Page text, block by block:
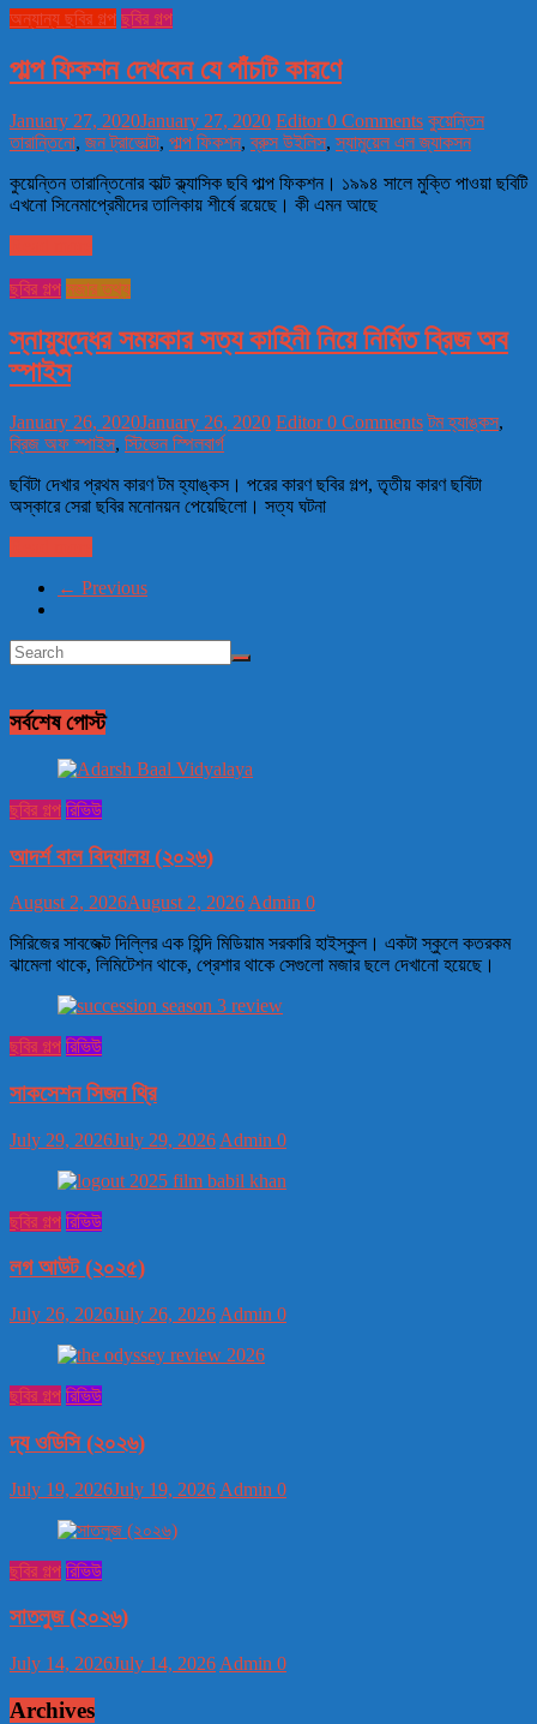
অন্যান্য ছবির গল্প ছবির গল্প
পাল্প ফিকশন দেখবেন যে পাঁচটি কারণে
January 27, 2020January 27, 2020 Editor0 Comments কুয়েন্তিন
তারান্তিনো, জন ট্রাভোল্টা, পাল্প ফিকশন,ব্রুস উইলিস,স্যামুয়েল এল জ্যাকসন
কুয়েন্তিন তারান্তিনোর কাল্ট ক্ল্যাসিক ছবি পাল্প ফিকশন। ১৯৯৪ সালে মুক্তি পাওয়া ছবিটি
এখনো সিনেমাপ্রেমীদের তালিকায় শীর্ষে রয়েছে। কী এমন আছে
ছবির গল্প মজার তথ্য
স্নায়ুযুদ্ধের সময়কার সত্য কাহিনী নিয়ে নির্মিত ব্রিজ অব
স্পাইস
January 26, 2020January 26, 2020 Editor0 Comments টম হ্যাঙ্কস,
ব্রিজ অফ স্পাইস, স্টিভেন স্পিলবার্গ
ছবিটা দেখার প্রথম কারণ টম হ্যাঙ্কস। পরের কারণ ছবির গল্প, তৃতীয় কারণ ছবিটা
অস্কারে সেরা ছবির মনোনয়ন পেয়েছিলো। সত্য ঘটনা
← Previous
সর্বশেষ পোস্ট
ছবির গল্প রিভিউ
আদর্শ বাল বিদ্যালয় (২০২৬)
August 2, 2026August 2, 2026 Admin 0
সিরিজের সাবজেক্ট দিল্লির এক হিন্দি মিডিয়াম সরকারি হাইস্কুল। একটা স্কুলে কতরকম
ঝামেলা থাকে, লিমিটেশন থাকে, প্রেশার থাকে সেগুলো মজার ছলে দেখানো হয়েছে।
ছবির গল্প রিভিউ
সাকসেশন সিজন থ্রি
July 29, 2026July 29, 2026 Admin 0
ছবির গল্প রিভিউ
লগ আউট (২০২৫)
July 26, 2026July 26, 2026 Admin 0
ছবির গল্প রিভিউ
দ্য ওডিসি (২০২৬)
July 19, 2026July 19, 2026 Admin 0
ছবির গল্প রিভিউ
সাতলুজ (২০২৬)
July 14, 2026July 14, 2026 Admin 0
Archives